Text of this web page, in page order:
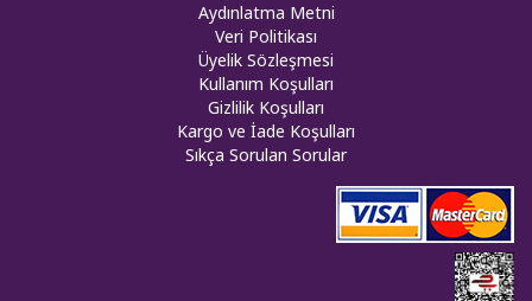
Aydınlatma Metni
Veri Politikası
Üyelik Sözleşmesi
Kullanım Koşulları
Gizlilik Koşulları
Kargo ve İade Koşulları
Sıkça Sorulan Sorular